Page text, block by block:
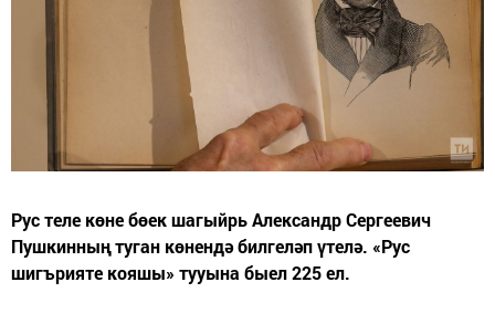
Рус теле көне бөек шагыйрь Александр Сергеевич
Пушкинның туган көнендә билгеләп үтелә. «Рус
шигърияте кояшы» тууына быел 225 ел.